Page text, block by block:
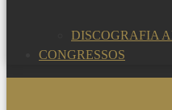
DISCOGRAFIA
CONGRESSOS